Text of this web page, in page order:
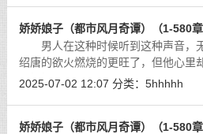
娇娇娘子（都市风月奇谭）（1-580
男人在这种时候听到这种声音，
绍唐的欲火燃烧的更旺了，但他心里
要慢慢来，否则太暴殄天物了。 [详细]
2025-07-02 12:07 分类： 5hhhhh
娇娇娘子（都市风月奇谭）（1-580